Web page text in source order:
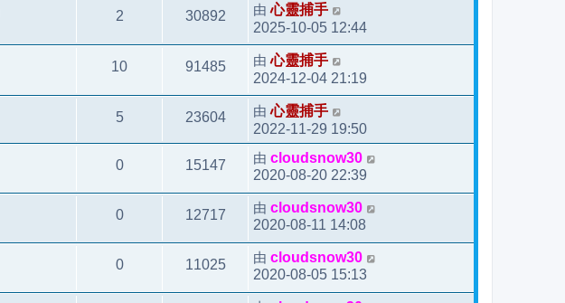
2 30892 由心靈捕手
2025-10-05 12:44
10 91485 由心靈捕手
2024-12-04 21:19
5 23604 由心靈捕手
2022-11-29 19:50
0 15147 由 cloudsnow30
2020-08-20 22:39
0 12717 由 cloudsnow30
2020-08-11 14:08
0 11025 由 cloudsnow30
2020-08-05 15:13